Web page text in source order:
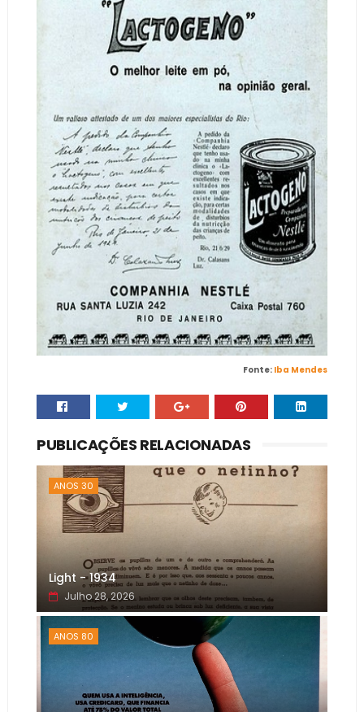
Fonte: Iba Mendes
PUBLICAÇÕES RELACIONADAS
ANOS 30
Light - 1934
Julho 28, 2026
ANOS 80